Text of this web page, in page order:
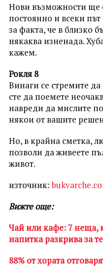
Нови възможности ще
постоянно и всеки
за факта, че в близко
някаква изненада.
кажем.
Рокля 8
Винаги се стремите
сте да поемете
навреди да мислите
някои от вашите
Но, в крайна сметка,
позволи да живеете
живот.
източник:
Вижте още:
Чай или кафе: 7 неща,
напитка разкрива за
88% от хората